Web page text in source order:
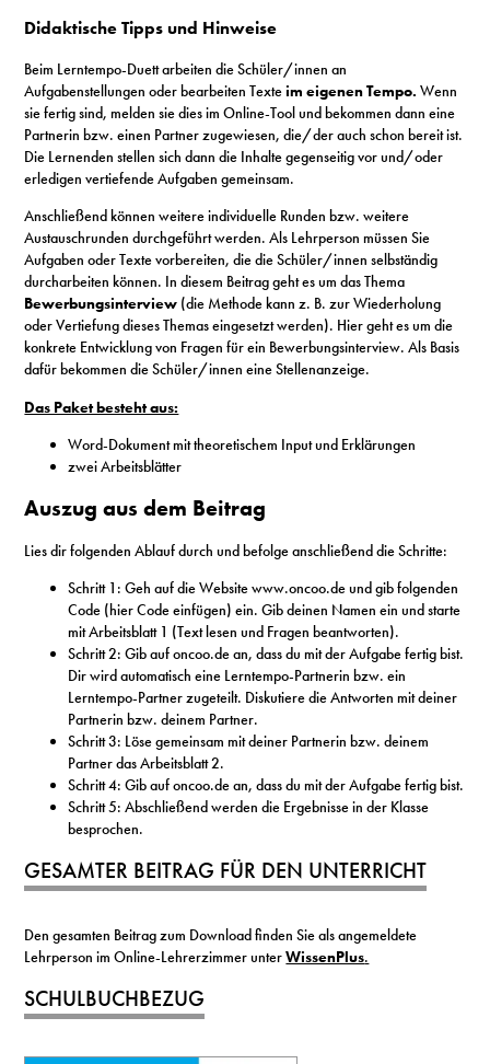
Didaktische Tipps und Hinweise
Beim Lerntempo-Duett arbeiten die Schüler/innen an
Aufgabenstellungen oder bearbeiten Texteim eigenen Tempo. Wenn
sie fertig sind, melden sie dies im Online-Tool und bekommen dann eine
Partnerin bzw. einen Partner zugewiesen, die/der auch schon bereit ist.
Die Lernenden stellen sich dann die Inhalte gegenseitig vor und/oder
erledigen vertiefende Aufgaben gemeinsam.
Anschließend können weitere individuelle Runden bzw. weitere
Austauschrunden durchgeführt werden. Als Lehrperson müssen Sie
Aufgaben oder Texte vorbereiten, die die Schüler/innen selbständig
durcharbeiten können. In diesem Beitrag geht es um das Thema
Bewerbungsinterview (die Methode kann z. B. zur Wiederholung
oder Vertiefung dieses Themas eingesetzt werden). Hier geht es um die
konkrete Entwicklung von Fragen für ein Bewerbungsinterview. Als Basis
dafür bekommen die Schüler/innen eine Stellenanzeige.
Das Paket besteht aus:
Word-Dokument mit theoretischem Input und Erklärungen
zwei Arbeitsblätter
Auszug aus dem Beitrag
Lies dir folgenden Ablauf durch und befolge anschließend die Schritte:
Schritt 1: Geh auf die Website www.oncoo.de und gib folgenden
Code (hier Code einfügen) ein. Gib deinen Namen ein und starte
mit Arbeitsblatt 1 (Text lesen und Fragen beantworten).
Schritt 2: Gib auf oncoo.de an, dass du mit der Aufgabe fertig bist.
Dir wird automatisch eine Lerntempo-Partnerin bzw. ein
Lerntempo-Partner zugeteilt. Diskutiere die Antworten mit deiner
Partnerin bzw. deinem Partner.
Schritt 3: Löse gemeinsam mit deiner Partnerin bzw. deinem
Partner das Arbeitsblatt 2.
Schritt 4: Gib auf oncoo.de an, dass du mit der Aufgabe fertig bist.
Schritt 5: Abschließend werden die Ergebnisse in der Klasse
besprochen.
GESAMTER BEITRAG FÜR DEN UNTERRICHT
Den gesamten Beitrag zum Download finden Sie als angemeldete
Lehrperson im Online-Lehrerzimmer unterWissenPlus.
SCHULBUCHBEZUG